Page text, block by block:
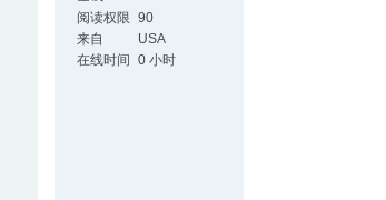
阅读权限 90
来自
USA
在线时间
0 小时